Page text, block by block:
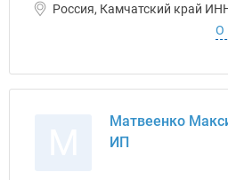
Россия, Камчатский край
О
Матвеенко
ИП